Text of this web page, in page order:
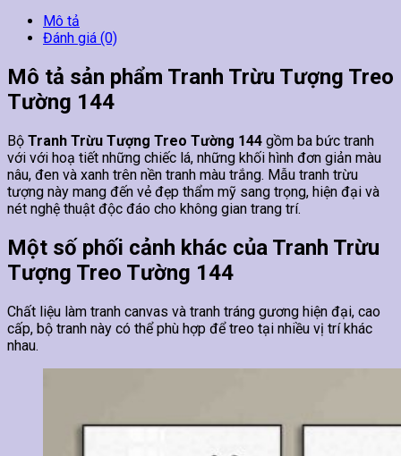
Mô tả
Đánh giá (0)
Mô tả sản phẩm Tranh Trừu Tượng Treo
Tường 144
Bộ Tranh Trừu Tượng Treo Tường 144 gồm ba bức tranh
với với hoạ tiết những chiếc lá, những khối hình đơn giản màu
nâu, đen và xanh trên nền tranh màu trắng. Mẫu tranh trừu
tượng này mang đến vẻ đẹp thẩm mỹ sang trọng, hiện đại và
nét nghệ thuật độc đáo cho không gian trang trí.
Một số phối cảnh khác của Tranh Trừu
Tượng Treo Tường 144
Chất liệu làm tranh canvas và tranh tráng gương hiện đại, cao
cấp, bộ tranh này có thể phù hợp để treo tại nhiều vị trí khác
nhau.